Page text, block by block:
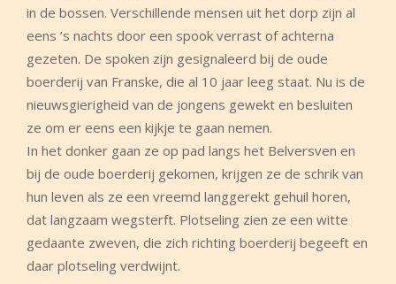
in de bossen. Verschillende mensen uit het dorp zijn al
eens ’s nachts door een spook verrast of achterna
gezeten. De spoken zijn gesignaleerd bij de oude
boerderij van Franske, die al 10 jaar leeg staat. Nu is de
nieuwsgierigheid van de jongens gewekt en besluiten
ze om er eens een kijkje te gaan nemen.
In het donker gaan ze op pad langs het Belversven en
bij de oude boerderij gekomen, krijgen ze de schrik van
hun leven als ze een vreemd langgerekt gehuil horen,
dat langzaam wegsterft. Plotseling zien ze een witte
gedaante zweven, die zich richting boerderij begeeft en
daar plotseling verdwijnt.